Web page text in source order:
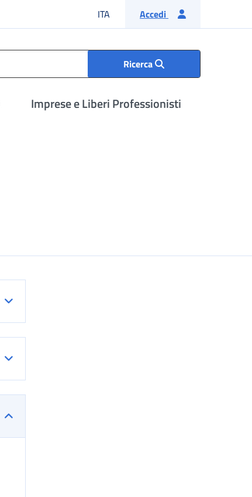
ITA Lingua italiana
Accedi
Ricerca
Imprese e Liberi Professionisti